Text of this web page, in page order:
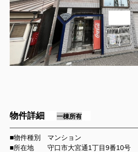
物件詳細 一棟所有
■物件種別 マンション
■所在地 守口市大宮通1丁目9番10号